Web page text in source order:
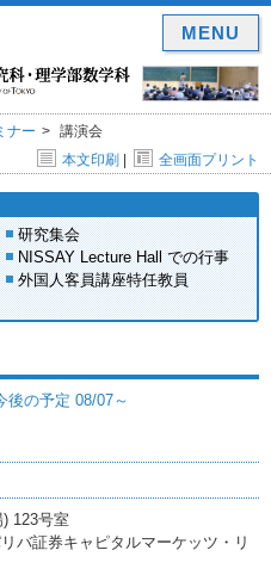
ナー
講演会
本文印刷 | 全画面プリント
研究集会
NISSAY Lecture Hall での行事
外国人客員講座特任教員
後の予定 08/07～
123号室
バ証券キャピタルマーケッツ・リ
MENU